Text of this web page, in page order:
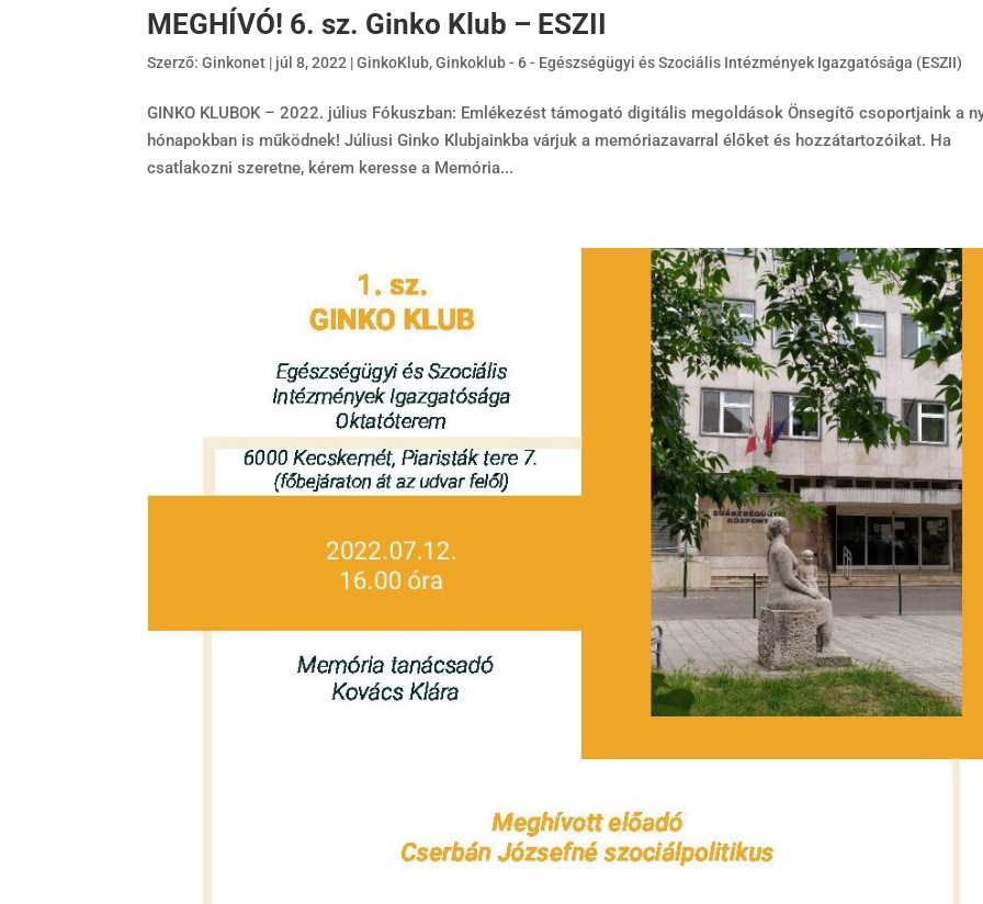
MEGHÍVÓ! 6. sz. Ginko Klub – ESZII
Szerző:Ginkonet | júl 8, 2022 |GinkoKlub,Ginkoklub - 6 - Egészségügyi és Szociális Intézmények Igazgatósága (ESZII)
GINKO KLUBOK – 2022. július Fókuszban: Emlékezést támogató digitális megoldások Önsegítő csoportjaink a
hónapokban is működnek! Júliusi Ginko Klubjainkba várjuk a memóriazavarral élőket és hozzátartozóikat. Ha
csatlakozni szeretne, kérem keresse a Memória...